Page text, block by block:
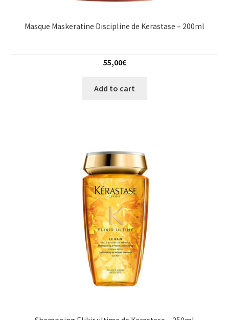
Masque Maskeratine Discipline de Kerastase – 200ml
55,00€
Add to cart